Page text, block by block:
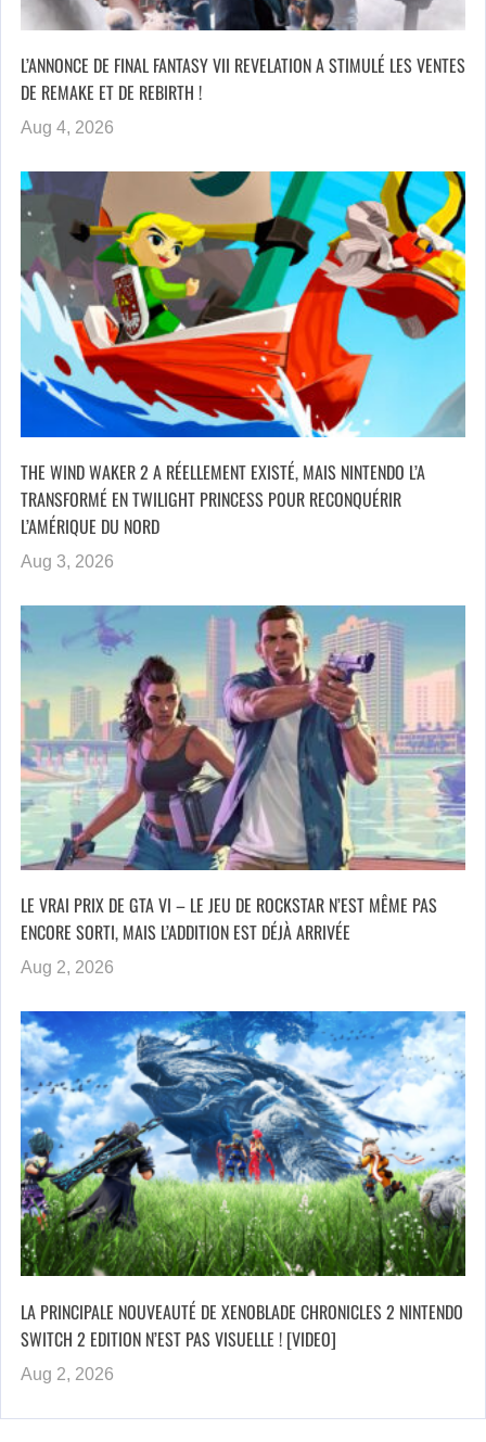
L’ANNONCE DE FINAL FANTASY VII REVELATION A STIMULÉ LES VENTES
DE REMAKE ET DE REBIRTH !
Aug 4, 2026
THE WIND WAKER 2 A RÉELLEMENT EXISTÉ, MAIS NINTENDO L’A
TRANSFORMÉ EN TWILIGHT PRINCESS POUR RECONQUÉRIR
L’AMÉRIQUE DU NORD
Aug 3, 2026
LE VRAI PRIX DE GTA VI – LE JEU DE ROCKSTAR N’EST MÊME PAS
ENCORE SORTI, MAIS L’ADDITION EST DÉJÀ ARRIVÉE
Aug 2, 2026
LA PRINCIPALE NOUVEAUTÉ DE XENOBLADE CHRONICLES 2 NINTENDO
SWITCH 2 EDITION N’EST PAS VISUELLE ! [VIDEO]
Aug 2, 2026